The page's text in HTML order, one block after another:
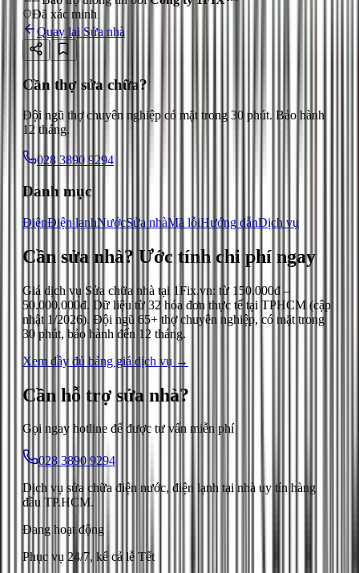
Đã xác minh
Quay lại Sửa nhà
Cần thợ sửa chữa?
Đội ngũ thợ chuyên nghiệp có mặt trong 30 phút. Bảo hành
12 tháng.
028 3890 9294
Danh mục
ĐiệnĐiện lạnhNướcSửa nhàMã lỗiHướng dẫnDịch vụ
Cần sửa nhà? Ước tính chi phí ngay
Giá dịch vụ Sửa chữa nhà tại 1Fix.vn: từ 150.000đ –
50.000.000đ. Dữ liệu từ 32 hóa đơn thực tế tại TPHCM (cập
nhật 1/2026). Đội ngũ 65+ thợ chuyên nghiệp, có mặt trong
30 phút, bảo hành đến 12 tháng.
Xem đầy đủ bảng giá dịch vụ →
Cần hỗ trợ sửa nhà?
Gọi ngay hotline để được tư vấn miễn phí
028 3890 9294
Dịch vụ sửa chữa điện nước, điện lạnh tại nhà uy tín hàng
đầu TP.HCM.
Đang hoạt động
Phục vụ 24/7, kể cả lễ Tết